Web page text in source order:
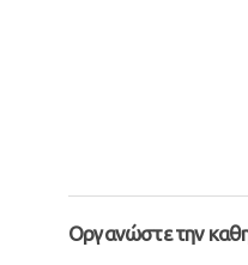
Οργανώστε την